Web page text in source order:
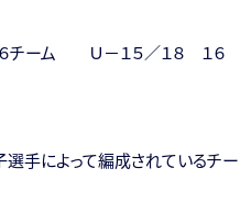
チーム Ｕ－１５／１８ １６
手によって編成されているチー